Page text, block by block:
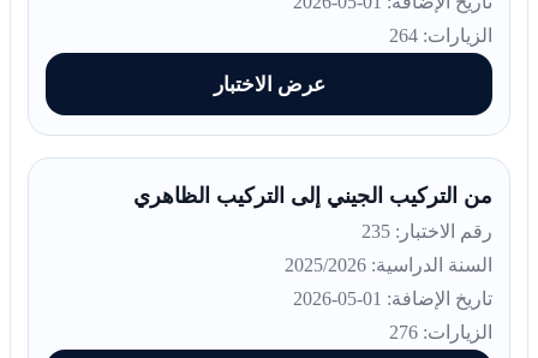
الزيارات: 264
عرض الاختبار
من التركيب الجيني إلى التركيب الظاهري
رقم الاختبار: 235
السنة الدراسية: 2025/2026
تاريخ الإضافة: 01-05-2026
الزيارات: 276